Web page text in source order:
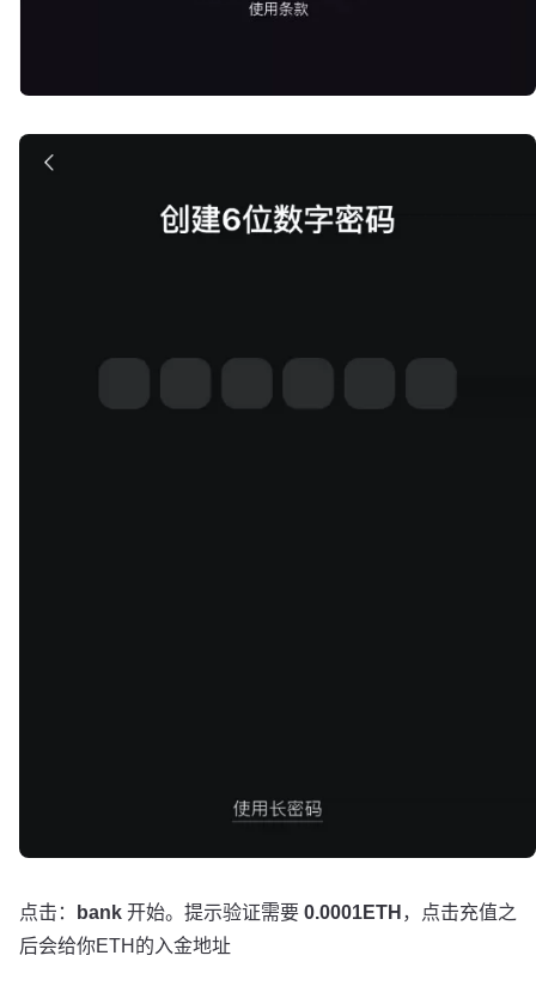
点击： bank 开始。提示验证需要 0.0001ETH ，点击充值之
后会给你ETH的入金地址